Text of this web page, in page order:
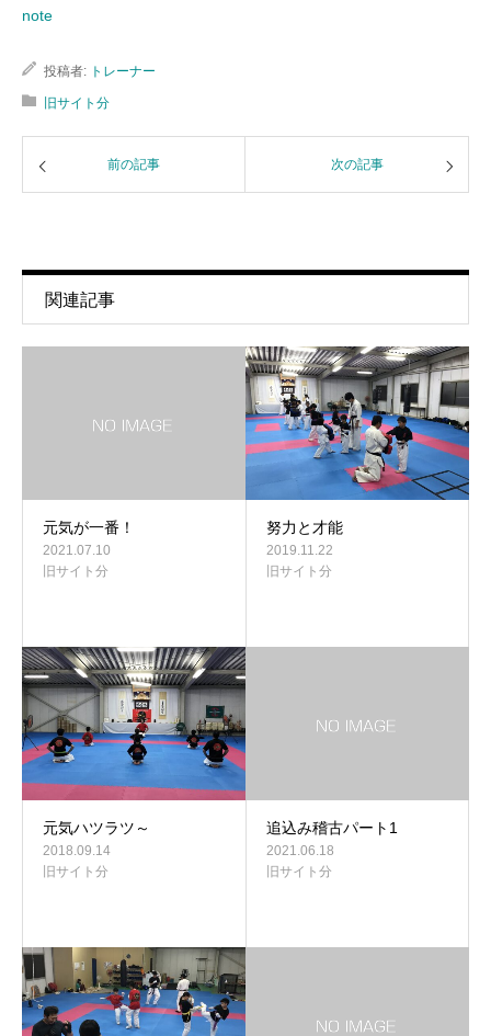
note
投稿者: トレーナー
旧サイト分
前の記事 次の記事
関連記事
元気が一番！
2021.07.10
旧サイト分
努力と才能
2019.11.22
旧サイト分
元気ハツラツ～
2018.09.14
旧サイト分
追込み稽古パート1
2021.06.18
旧サイト分